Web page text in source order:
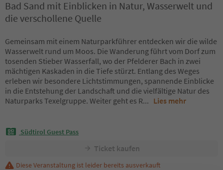
Bad Sand mit Einblicken in Natur, Wasserwelt und
die verschollene Quelle
Gemeinsam mit einem Naturparkführer entdecken wir die wilde
Wasserwelt rund um Moos. Die Wanderung führt vom Dorf zum
tosenden Stieber Wasserfall, wo der Pfelderer Bach in zwei
mächtigen Kaskaden in die Tiefe stürzt. Entlang des Weges
erleben wir besondere Lichtstimmungen, spannende Einblicke
in die Entstehung der Landschaft und die vielfältige Natur des
Naturparks Texelgruppe. Weiter geht es R... Lies mehr
Südtirol Guest Pass
Ticket kaufen
Diese Veranstaltung ist leider bereits ausverkauft